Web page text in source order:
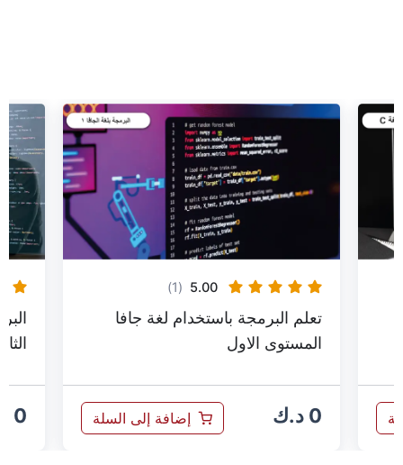
5.00
(1)
تعلم البرمجة باستخدام لغة جافا
المستوى الاول
د.ك إضافة إلى السلة
الثاني